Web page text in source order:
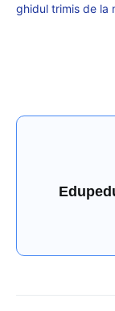
ghidul trimis de la